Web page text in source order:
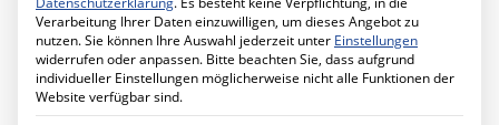
Schule Digital
Unterricht digital gestalten
Ihr Projekt mit uns
Cabling Solutions
Strukturierte Verkabelung im Gebäude
Ihr Projekt mit uns
Verarbeitung Ihrer Daten einzuwilligen, um dieses Angebot zu
nutzen.Sie können Ihre Auswahl jederzeit unter Einstellungen
widerrufen oder anpassen. Bitte beachten Sie, dass aufgrund
individueller Einstellungen möglicherweise nicht alle Funktionen der
Website verfügbar sind.